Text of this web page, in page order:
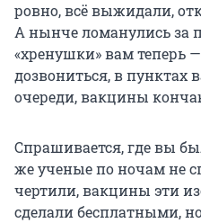
ровно, всё выжидали,
А нынче ломанулись за
«хренушки» вам теперь
дозвониться, в пунктах
очереди, вакцины
Спрашивается, где вы
же ученые по ночам не
чертили, вакцины эти
сделали бесплатными,